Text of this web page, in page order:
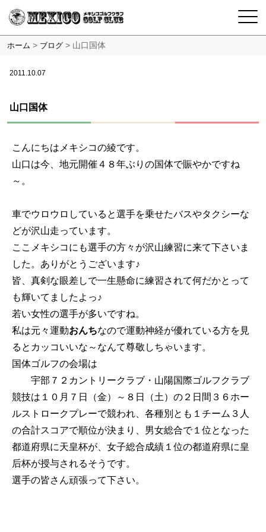
ホーム > ブログ > 山口国体
2011.10.07
山口国体
こんにちはメキシコの綾です。
山口は今、地元開催４８年ぶりの国体で賑やかですね
～。
車でウロウロしていると選手を乗せたバスやタクシーな
どが沢山走っています。
ここメキシコにも選手の方々が沢山練習に来て下さいま
した。ありがとうございます♪
皆、真剣な眼差しで一生懸命に練習されて何だかとって
も輝いてましたよっ♪
若い女性の選手が多いですね。
私は元々運動おんちなので運動神経が優れている方を見
るとカッコいいな～なんて尊敬しちゃいます。
国体ゴルフの会場は
宇部７２カントリークラブ・山陽国際ゴルフクラブ
競技は１０月７日（金）～８日（土）の２日間３６ホー
ルストロークプレーで競われ、各種別とも１チーム３人
の合計スコアで順位が決まり、男女総合で１位となった
都道府県に天皇杯が、女子総合成績１位の都道府県に皇
后杯が授与されるそうです。
選手の皆さん頑張って下さい。